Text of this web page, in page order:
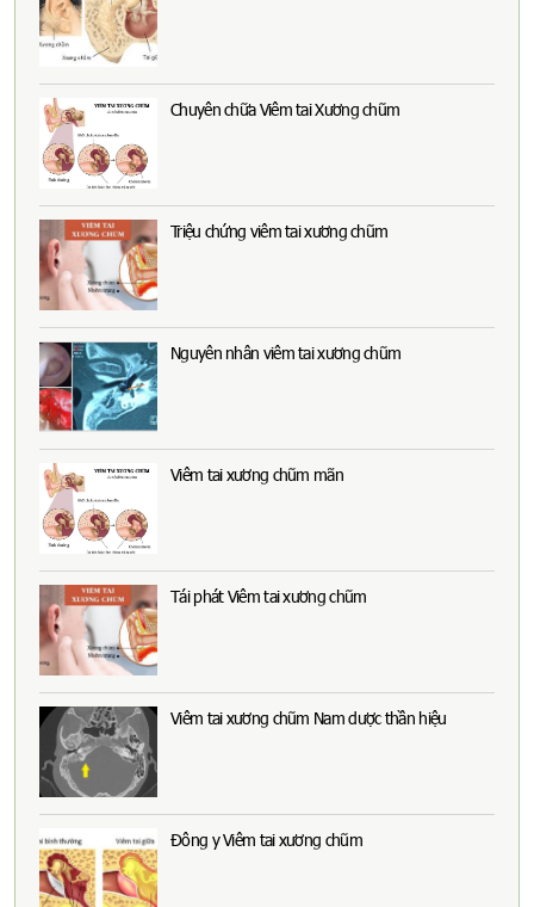
Chuyên chữa Viêm tai Xương chũm
Triệu chứng viêm tai xương chũm
Nguyên nhân viêm tai xương chũm
Viêm tai xương chũm mãn
Tái phát Viêm tai xương chũm
Viêm tai xương chũm Nam dược thần hiệu
Đông y Viêm tai xương chũm